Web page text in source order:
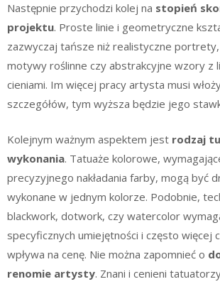
Następnie przychodzi kolej na stopień
projektu. Proste linie i geometryczne
zazwyczaj tańsze niż realistyczne
motywy roślinne czy abstrakcyjne wzory z
cieniami. Im więcej pracy artysta musi
szczegółów, tym wyższa będzie jego
Kolejnym ważnym aspektem jest rodzaj
wykonania. Tatuaże kolorowe,
precyzyjnego nakładania farby, mogą być
wykonane w jednym kolorze. Podobnie,
blackwork, dotwork, czy watercolor
specyficznych umiejętności i często więcej
wpływa na cenę. Nie można zapomnieć o
renomie artysty. Znani i cenieni